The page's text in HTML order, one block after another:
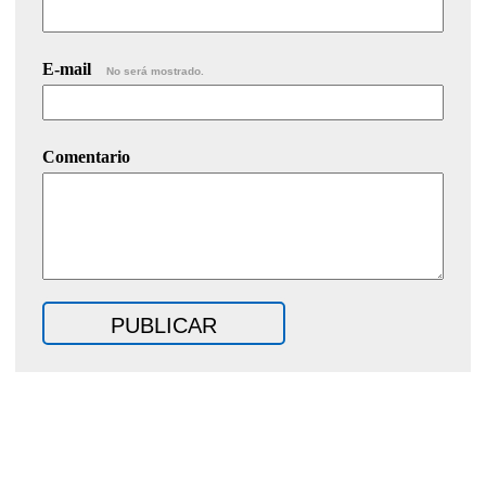
E-mail No será mostrado.
Comentario